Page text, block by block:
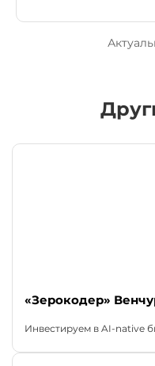
«Зерокодер»
Инвестируем в AI-native